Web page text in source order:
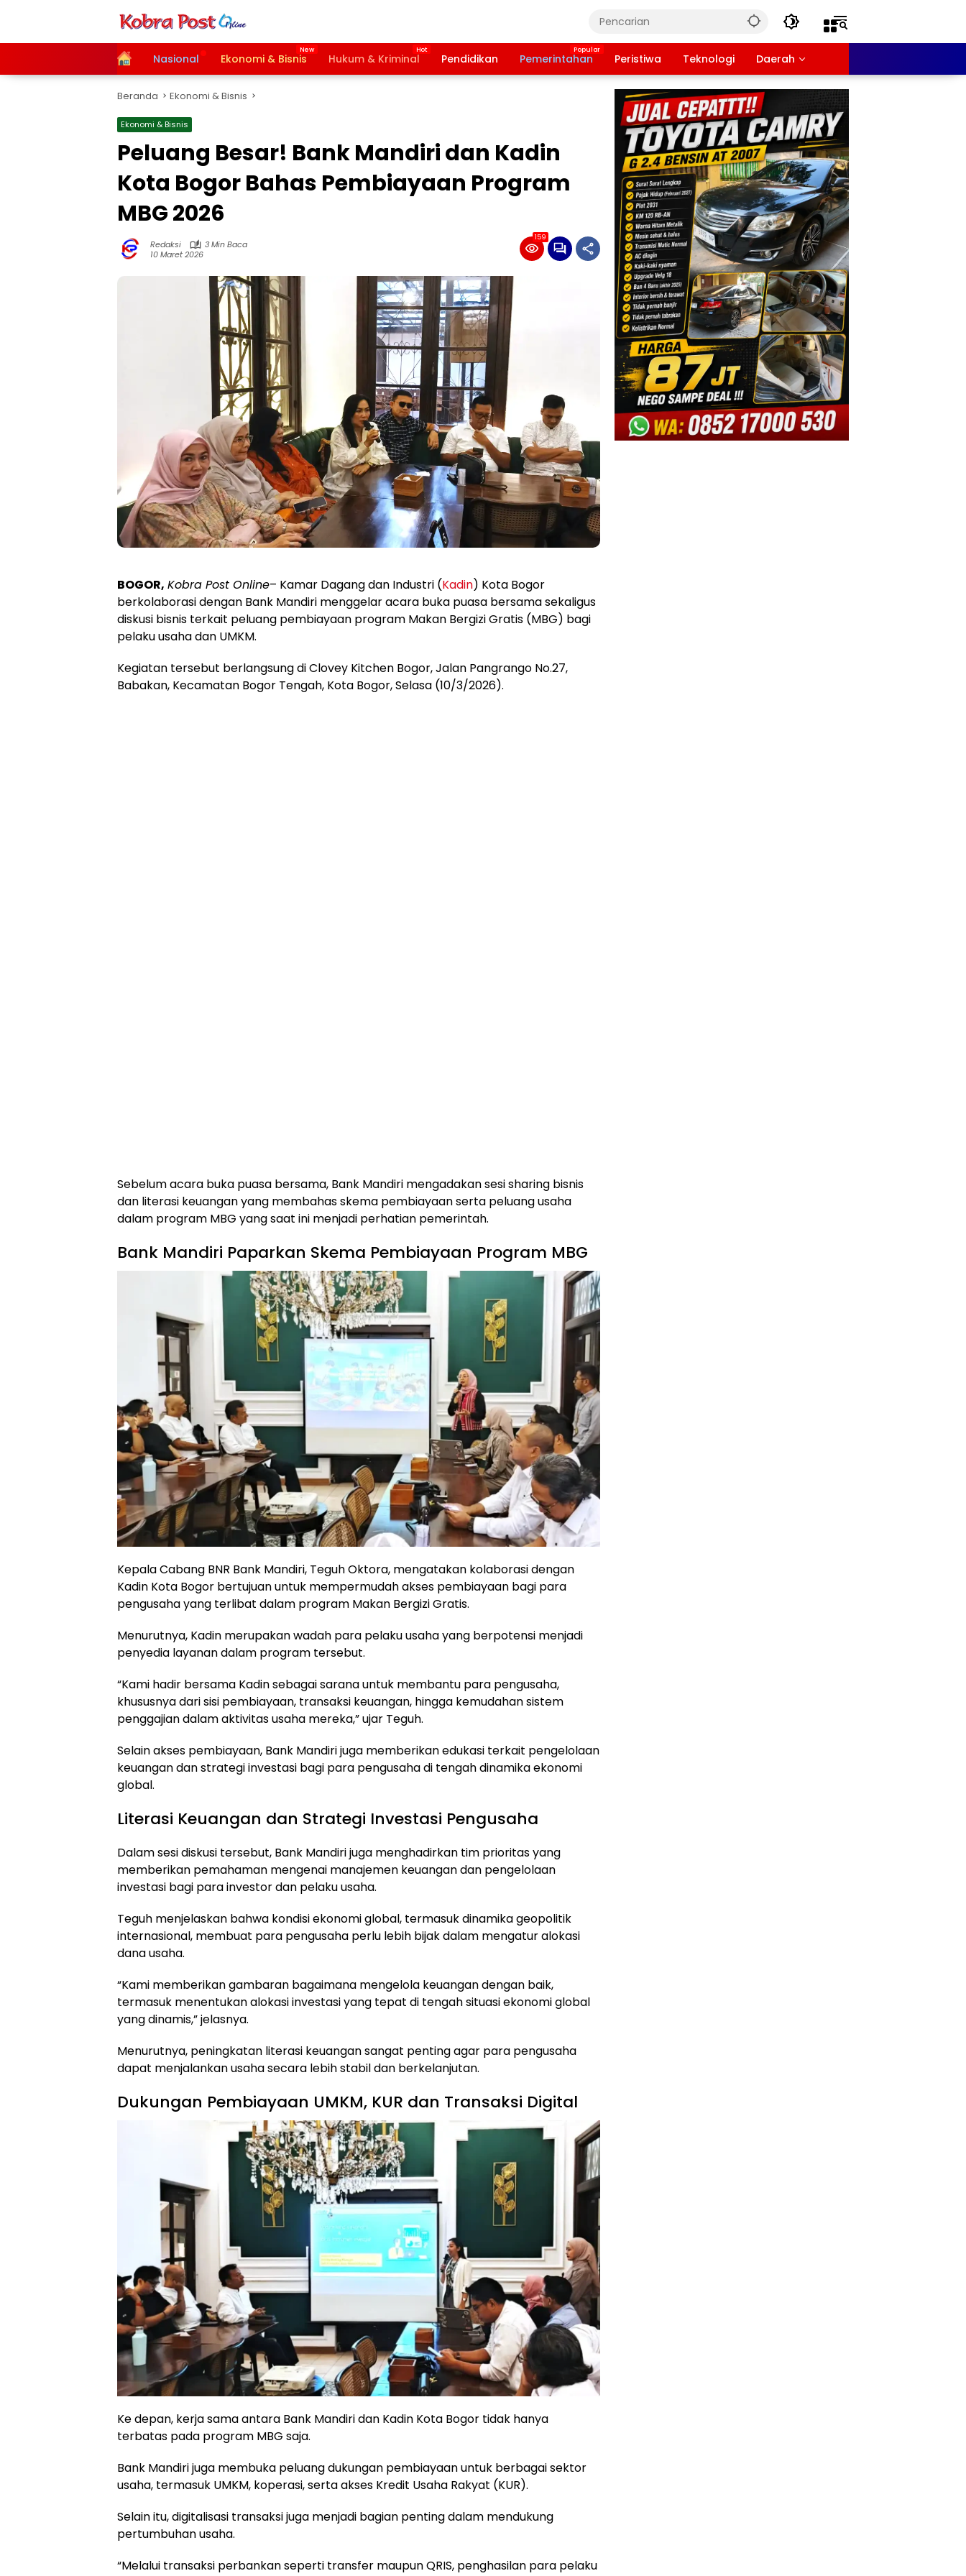
HomeNasional Ekonomi & Bisnis Hukum & Kriminal Pendidikan Pemerintahan Peristiwa Teknologi Daerah
Beranda Ekonomi & Bisnis
Ekonomi & Bisnis
Peluang Besar! Bank Mandiri dan Kadin
Kota Bogor Bahas Pembiayaan Program
MBG 2026
Redaksi
3 Min Baca
10 Maret 2026
159
BOGOR, Kobra Post Online– Kamar Dagang dan Industri (Kadin) Kota Bogor
berkolaborasi dengan Bank Mandiri menggelar acara buka puasa bersama sekaligus
diskusi bisnis terkait peluang pembiayaan program Makan Bergizi Gratis (MBG) bagi
pelaku usaha dan UMKM.
Kegiatan tersebut berlangsung di Clovey Kitchen Bogor, Jalan Pangrango No.27,
Babakan, Kecamatan Bogor Tengah, Kota Bogor, Selasa (10/3/2026).
Sebelum acara buka puasa bersama, Bank Mandiri mengadakan sesi sharing bisnis
dan literasi keuangan yang membahas skema pembiayaan serta peluang usaha
dalam program MBG yang saat ini menjadi perhatian pemerintah.
Bank Mandiri Paparkan Skema Pembiayaan Program MBG
Kepala Cabang BNR Bank Mandiri, Teguh Oktora, mengatakan kolaborasi dengan
Kadin Kota Bogor bertujuan untuk mempermudah akses pembiayaan bagi para
pengusaha yang terlibat dalam program Makan Bergizi Gratis.
Menurutnya, Kadin merupakan wadah para pelaku usaha yang berpotensi menjadi
penyedia layanan dalam program tersebut.
“Kami hadir bersama Kadin sebagai sarana untuk membantu para pengusaha,
khususnya dari sisi pembiayaan, transaksi keuangan, hingga kemudahan sistem
penggajian dalam aktivitas usaha mereka,” ujar Teguh.
Selain akses pembiayaan, Bank Mandiri juga memberikan edukasi terkait pengelolaan
keuangan dan strategi investasi bagi para pengusaha di tengah dinamika ekonomi
global.
Literasi Keuangan dan Strategi Investasi Pengusaha
Dalam sesi diskusi tersebut, Bank Mandiri juga menghadirkan tim prioritas yang
memberikan pemahaman mengenai manajemen keuangan dan pengelolaan
investasi bagi para investor dan pelaku usaha.
Teguh menjelaskan bahwa kondisi ekonomi global, termasuk dinamika geopolitik
internasional, membuat para pengusaha perlu lebih bijak dalam mengatur alokasi
dana usaha.
“Kami memberikan gambaran bagaimana mengelola keuangan dengan baik,
termasuk menentukan alokasi investasi yang tepat di tengah situasi ekonomi global
yang dinamis,” jelasnya.
Menurutnya, peningkatan literasi keuangan sangat penting agar para pengusaha
dapat menjalankan usaha secara lebih stabil dan berkelanjutan.
Dukungan Pembiayaan UMKM, KUR dan Transaksi Digital
Ke depan, kerja sama antara Bank Mandiri dan Kadin Kota Bogor tidak hanya
terbatas pada program MBG saja.
Bank Mandiri juga membuka peluang dukungan pembiayaan untuk berbagai sektor
usaha, termasuk UMKM, koperasi, serta akses Kredit Usaha Rakyat (KUR).
Selain itu, digitalisasi transaksi juga menjadi bagian penting dalam mendukung
pertumbuhan usaha.
“Melalui transaksi perbankan seperti transfer maupun QRIS, penghasilan para pelaku